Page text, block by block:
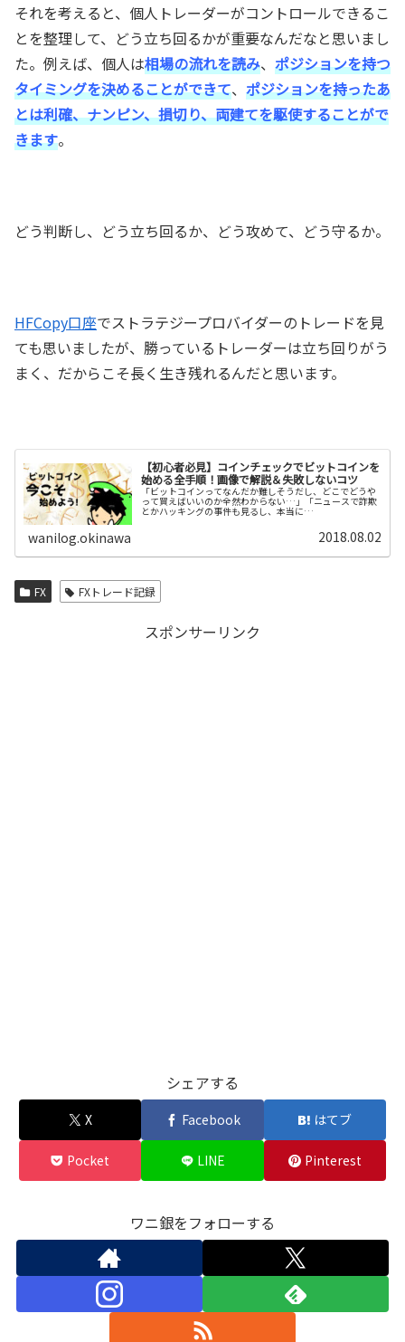
それを考えると、個人トレーダーがコントロールできるこ
とを整理して、どう立ち回るかが重要なんだなと思いまし
た。例えば、個人は相場の流れを読み、 ポジションを持つ
タイミングを決めることができて、 ポジションを持ったあ
とは利確、ナンピン、損切り、両建てを駆使することがで
きます。
どう判断し、どう立ち回るか、どう攻めて、どう守るか。
HFCopy口座でストラテジープロバイダーのトレードを見
ても思いましたが、勝っているトレーダーは立ち回りがう
まく、だからこそ長く生き残れるんだと思います。
【初心者必見】コインチェックでビットコインを
始める全手順！画像で解説＆失敗しないコツ
「ビットコインってなんだか難しそうだし、どこでどうや
って買えばいいのか全然わからない…」「ニュースで詐欺
とかハッキングの事件も見るし、本当に…
wanilog.okinawa 2018.08.02
FX FXトレード記録
スポンサーリンク
シェアする
X Facebook はてブ
Pocket LINE Pinterest
ワニ銀をフォローする